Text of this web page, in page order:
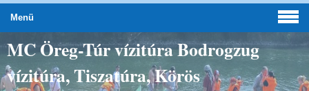
MC Öreg-Túr vízitúra Bodrogzug
vízitúra, Tiszatúra, Körös
Menü